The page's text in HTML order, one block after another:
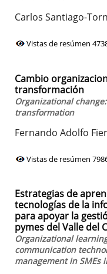
Carlos Santiago-
Vistas de resúmen
Cambio
transformación
Organizational
transformation
Fernando Adolfo
Vistas de resúmen
Estrategias de
tecnologías de la
para apoyar la
pymes del Valle del
Organizational
communication
management in SMEs